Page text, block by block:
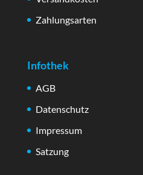
Zahlungsarten
Infothek
AGB
Datenschutz
Impressum
Satzung